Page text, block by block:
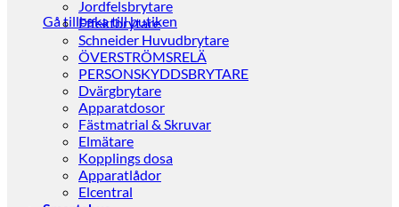
Gå tillbaka till butiken
Jordfelsbrytare
Effektbrytare
Schneider Huvudbrytare
ÖVERSTRÖMSRELÄ
PERSONSKYDDSBRYTARE
Dvärgbrytare
Apparatdosor
Fästmatrial & Skruvar
Elmätare
Kopplings dosa
Apparatlådor
Elcentral